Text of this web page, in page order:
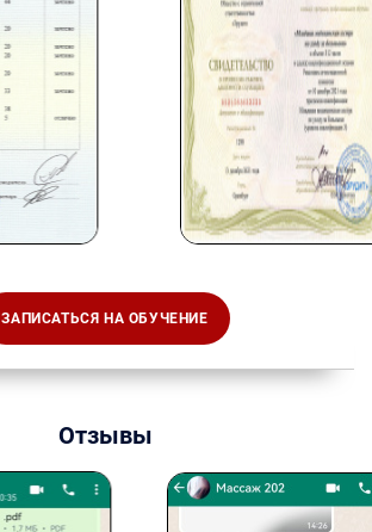
ЗАПИСАТЬСЯ НА ОБУЧЕНИЕ
Отзывы